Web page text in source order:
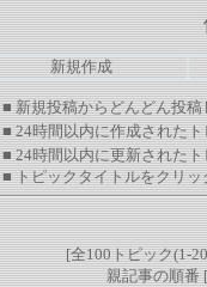
新規作成
■ 新規投稿からどんどん投稿
■ 24時間以内に作成された
■ 24時間以内に更新された
■ トピックタイトルをクリ
[全100トピック(1-
親記事の順番